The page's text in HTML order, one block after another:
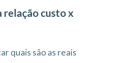
relação custo x
quais são as reais